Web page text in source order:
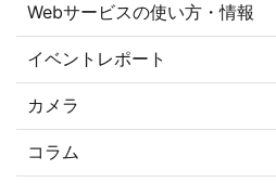
Webサービスの使い方・情報
イベントレポート
カメラ
コラム